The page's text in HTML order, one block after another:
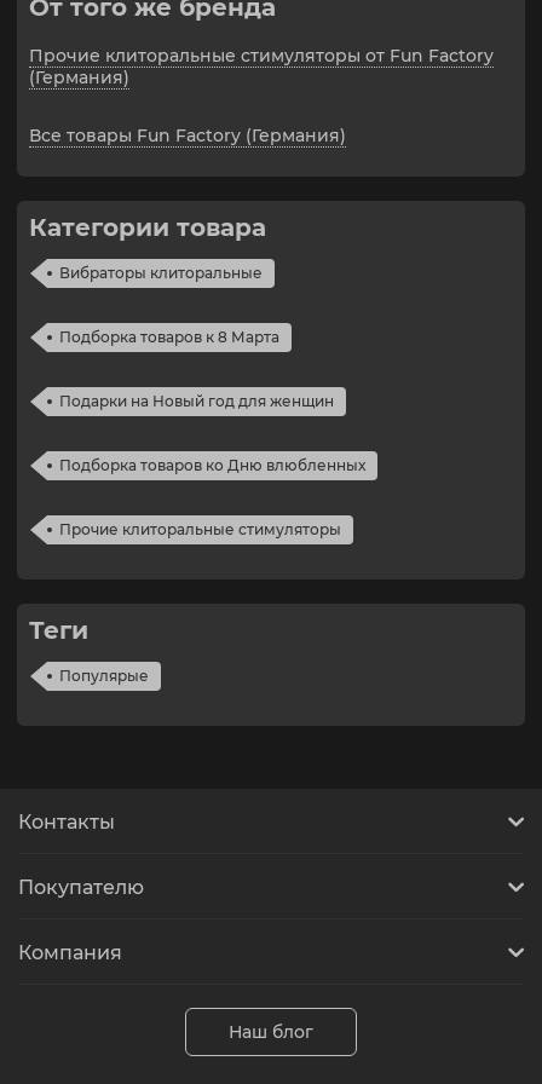
Материал: силикон
Диаметр 4,7 см
От того же бренда
Прочие клиторальные стимуляторы от Fun Factory
(Германия)
Все товары Fun Factory (Германия)
Категории товара
Вибраторы клиторальные
Подборка товаров к 8 Марта
Подарки на Новый год для женщин
Подборка товаров ко Дню влюбленных
Прочие клиторальные стимуляторы
Теги
Популярые
Контакты
Покупателю
Компания
Наш блог